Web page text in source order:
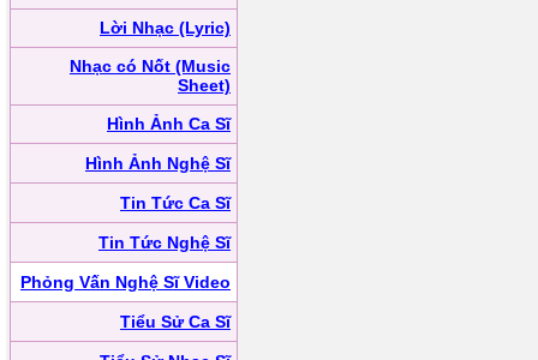
Lời Nhạc (Lyric)
Nhạc có Nốt (Music
Sheet)
Hình Ảnh Ca Sĩ
Hình Ảnh Nghệ Sĩ
Tin Tức Ca Sĩ
Tin Tức Nghệ Sĩ
Phỏng Vấn Nghệ Sĩ Video
Tiểu Sử Ca Sĩ